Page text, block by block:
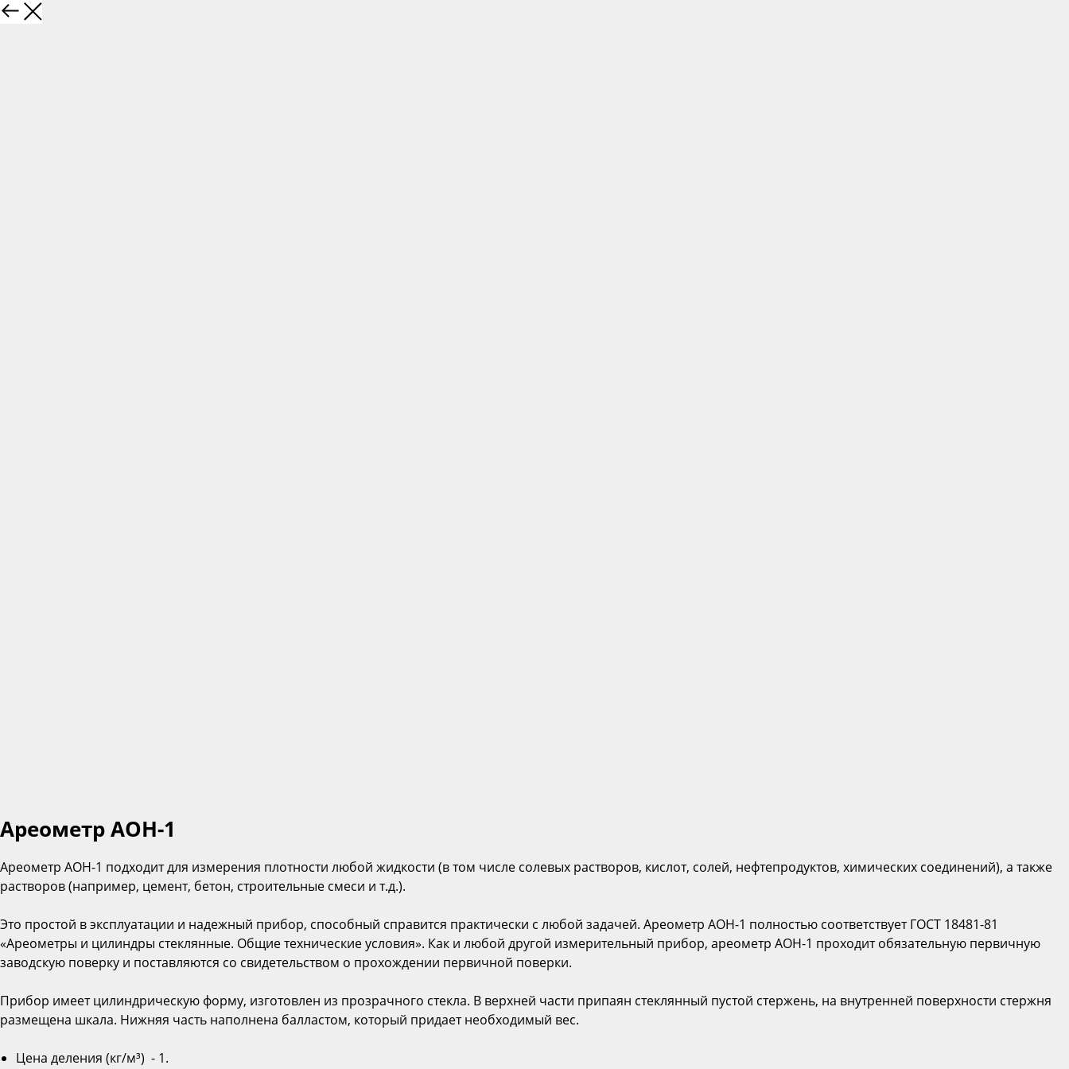
Ареометр АОН-1
Ареометр АОН-1 подходит для измерения плотности любой жидкости (в том числе солевых растворов, кислот, солей, нефтепродуктов, химических соединений), а также
растворов (например, цемент, бетон, строительные смеси и т.д.).
Это простой в эксплуатации и надежный прибор, способный справится практически с любой задачей. Ареометр АОН-1 полностью соответствует ГОСТ 18481-81
«Ареометры и цилиндры стеклянные. Общие технические условия». Как и любой другой измерительный прибор, ареометр АОН-1 проходит обязательную первичную
заводскую поверку и поставляются со свидетельством о прохождении первичной поверки.
Прибор имеет цилиндрическую форму, изготовлен из прозрачного стекла. В верхней части припаян стеклянный пустой стержень, на внутренней поверхности стержня
размещена шкала. Нижняя часть наполнена балластом, который придает необходимый вес.
Цена деления (кг/м³) - 1.